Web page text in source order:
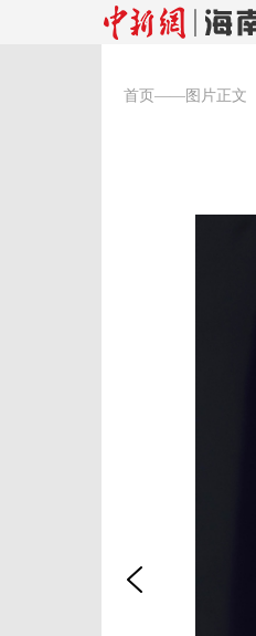
首页 ——图片正文